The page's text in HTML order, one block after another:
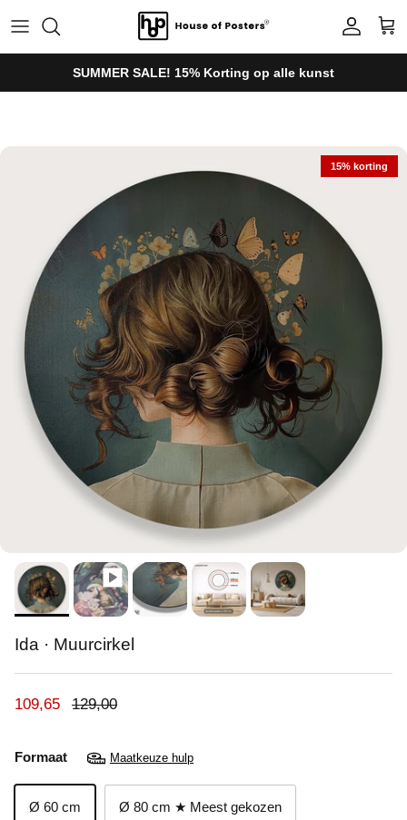
Account
SUMMER SALE! 15% Korting op alle kunst
15% korting
Ida · Muurcirkel
Verkoopprijs
109,65 Reguliere prijs
129,00
Formaat Maatkeuze hulp
Ø 60 cm Ø 80 cm ★ Meest gekozen